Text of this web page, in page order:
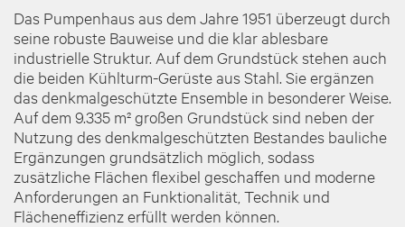
Das Pumpenhaus aus dem Jahre 1951 überzeugt durch
seine robuste Bauweise und die klar ablesbare
industrielle Struktur. Auf dem Grundstück stehen auch
die beiden Kühlturm-Gerüste aus Stahl. Sie ergänzen
das denkmalgeschützte Ensemble in besonderer Weise.
Auf dem 9.335 m² großen Grundstück sind neben der
Nutzung des denkmalgeschützten Bestandes bauliche
Ergänzungen grundsätzlich möglich, sodass
zusätzliche Flächen flexibel geschaffen und moderne
Anforderungen an Funktionalität, Technik und
Flächeneffizienz erfüllt werden können.